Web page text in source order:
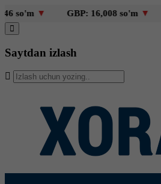
so'm▼ GBP: 16,008 so'm▼
Saytdan izlash